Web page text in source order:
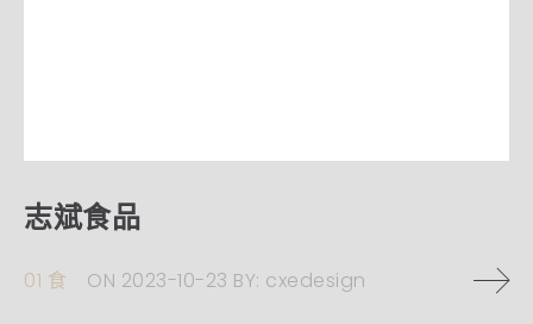
志斌食品
01 食 ON 2023-10-23 BY: cxedesign